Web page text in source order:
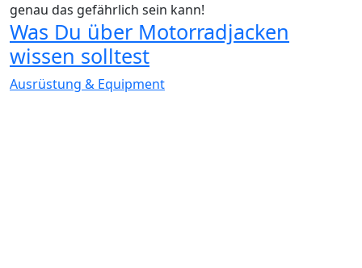
genau das gefährlich sein kann!
Was Du über Motorradjacken
wissen solltest
Ausrüstung & Equipment